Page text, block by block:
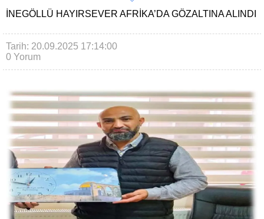
İNEGÖLLÜ HAYIRSEVER AFRIKA’DA GÖZALTINA ALINDI
Tarih: 20.09.2025 17:14:00
0 Yorum